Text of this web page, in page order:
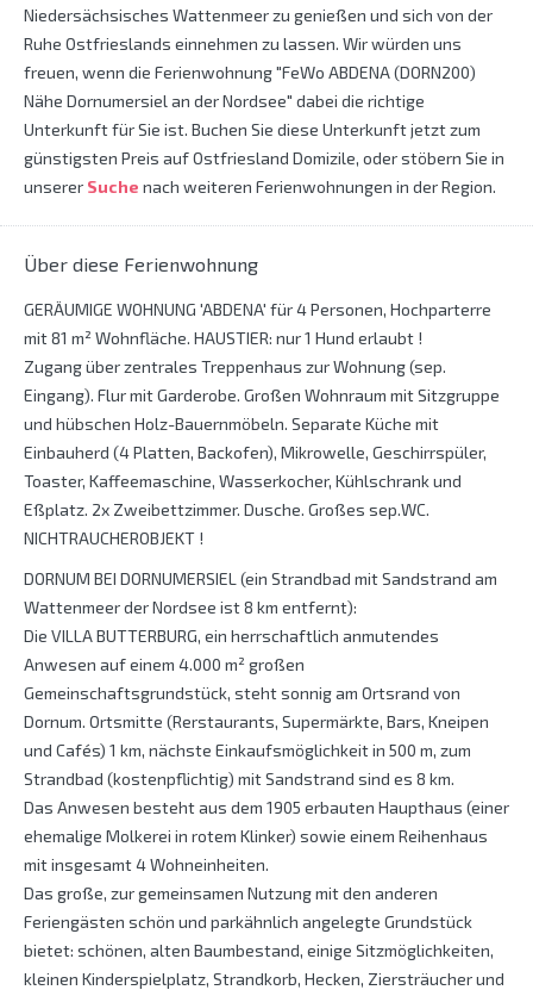
Niedersächsisches Wattenmeer zu genießen und sich von der
Ruhe Ostfrieslands einnehmen zu lassen. Wir würden uns
freuen, wenn die Ferienwohnung "FeWo ABDENA (DORN200)
Nähe Dornumersiel an der Nordsee" dabei die richtige
Unterkunft für Sie ist. Buchen Sie diese Unterkunft jetzt zum
günstigsten Preis auf Ostfriesland Domizile, oder stöbern Sie in
unserer Suche nach weiteren Ferienwohnungen in der Region.
Über diese Ferienwohnung
GERÄUMIGE WOHNUNG 'ABDENA' für 4 Personen, Hochparterre
mit 81 m² Wohnfläche. HAUSTIER: nur 1 Hund erlaubt !
Zugang über zentrales Treppenhaus zur Wohnung (sep.
Eingang). Flur mit Garderobe. Großen Wohnraum mit Sitzgruppe
und hübschen Holz-Bauernmöbeln. Separate Küche mit
Einbauherd (4 Platten, Backofen), Mikrowelle, Geschirrspüler,
Toaster, Kaffeemaschine, Wasserkocher, Kühlschrank und
Eßplatz. 2x Zweibettzimmer. Dusche. Großes sep.WC.
NICHTRAUCHEROBJEKT !
DORNUM BEI DORNUMERSIEL (ein Strandbad mit Sandstrand am
Wattenmeer der Nordsee ist 8 km entfernt):
Die VILLA BUTTERBURG, ein herrschaftlich anmutendes
Anwesen auf einem 4.000 m² großen
Gemeinschaftsgrundstück, steht sonnig am Ortsrand von
Dornum. Ortsmitte (Rerstaurants, Supermärkte, Bars, Kneipen
und Cafés) 1 km, nächste Einkaufsmöglichkeit in 500 m, zum
Strandbad (kostenpflichtig) mit Sandstrand sind es 8 km.
Das Anwesen besteht aus dem 1905 erbauten Haupthaus (einer
ehemalige Molkerei in rotem Klinker) sowie einem Reihenhaus
mit insgesamt 4 Wohneinheiten.
Das große, zur gemeinsamen Nutzung mit den anderen
Feriengästen schön und parkähnlich angelegte Grundstück
bietet: schönen, alten Baumbestand, einige Sitzmöglichkeiten,
kleinen Kinderspielplatz, Strandkorb, Hecken, Ziersträucher und